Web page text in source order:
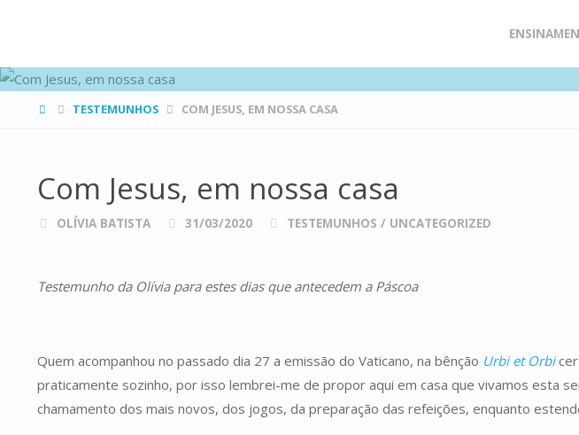
to
HOMETESTEMUNHOS COM JESUS, EM NOSSA CASA
Com Jesus, em nossa casa
OLÍVIA BATISTA 31/03/2020 TESTEMUNHOS / UNCATEGORIZED
Testemunho da Olívia para estes dias que antecedem a Páscoa
Quem acompanhou no passado dia 27 a emissão do Vaticano, na bênção Urbi et Orbi
praticamente sozinho, por isso lembrei-me de propor aqui em casa que vivamos esta
chamamento dos mais novos, dos jogos, da preparação das refeições, enquanto